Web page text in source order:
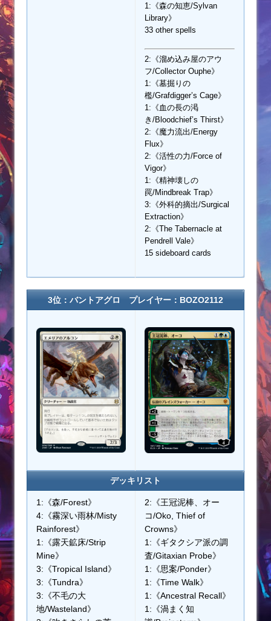
1:《森の知恵/Sylvan
Library》
33 other spells
2:《溜め込み屋のアウ
フ/Collector Ouphe》
1:《墓掘りの
檻/Grafdigger’s Cage》
1:《血の長の渇
き/Bloodchief’s Thirst》
2:《魔力流出/Energy
Flux》
2:《活性の力/Force of
Vigor》
1:《精神壊しの
罠/Mindbreak Trap》
3:《外科的摘出/Surgical
Extraction》
2:《The Tabernacle at
Pendrell Vale》
15 sideboard cards
3位：バントアグロ プレイヤー：BOZO2112
デッキリスト
1:《森/Forest》
4:《霧深い雨林/Misty
Rainforest》
1:《露天鉱床/Strip
Mine》
3:《Tropical Island》
3:《Tundra》
3:《不毛の大
地/Wasteland》
2:《王冠泥棒、オー
コ/Oko, Thief of
Crowns》
1:《ギタクシア派の調
査/Gitaxian Probe》
1:《思案/Ponder》
1:《Time Walk》
1:《Ancestral Recall》
1:《渦まく知